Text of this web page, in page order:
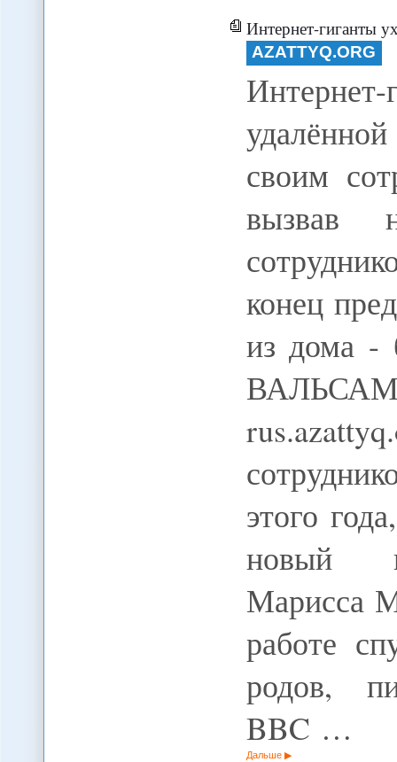
Интернет-гиганты
AZATTYQ.ORG
своим
вызвав
конец
из дома -
этого
новый
Марисса
работе
родов,
BBC …
Дальше